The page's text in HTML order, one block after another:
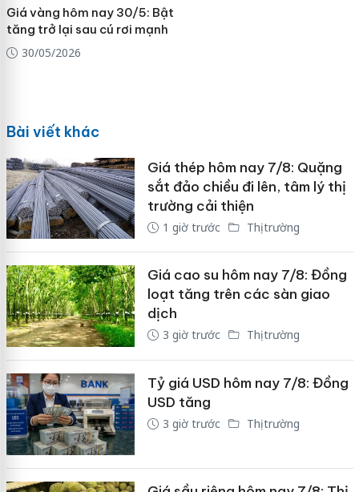
Giá vàng hôm nay 30/5: Bật
tăng trở lại sau cú rơi mạnh
30/05/2026
Bài viết khác
Giá thép hôm nay 7/8: Quặng
sắt đảo chiều đi lên, tâm lý thị
trường cải thiện
1 giờ trước Thị trường
Giá cao su hôm nay 7/8: Đồng
loạt tăng trên các sàn giao
dịch
3 giờ trước Thị trường
Tỷ giá USD hôm nay 7/8: Đồng
USD tăng
3 giờ trước Thị trường